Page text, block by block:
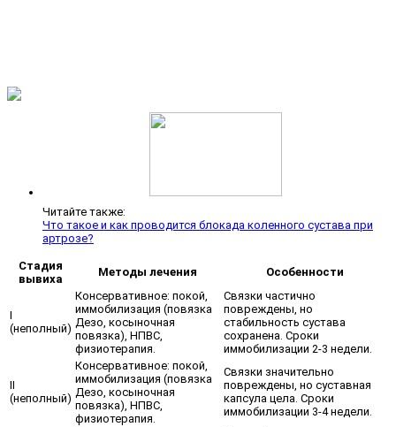
Читайте также:
Что такое и как проводится блокада коленного сустава при
артрозе?
Стадия
вывиха
Методы лечения Особенности
I
(неполный)
Консервативное: покой,
иммобилизация (повязка
Дезо, косыночная
повязка), НПВС,
физиотерапия.
Связки частично
повреждены, но
стабильность сустава
сохранена. Сроки
иммобилизации 2-3 недели.
II
(неполный)
Консервативное: покой,
иммобилизация (повязка
Дезо, косыночная
повязка), НПВС,
физиотерапия.
Связки значительно
повреждены, но суставная
капсула цела. Сроки
иммобилизации 3-4 недели.